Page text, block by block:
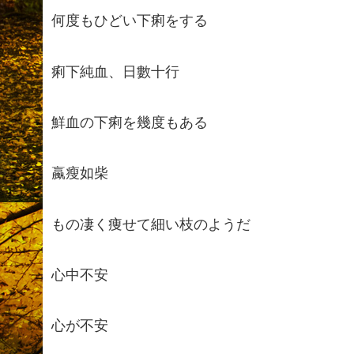
何度もひどい下痢をする
痢下純血、日數十行
鮮血の下痢を幾度もある
蠃瘦如柴
もの凄く痩せて細い枝のようだ
心中不安
心が不安